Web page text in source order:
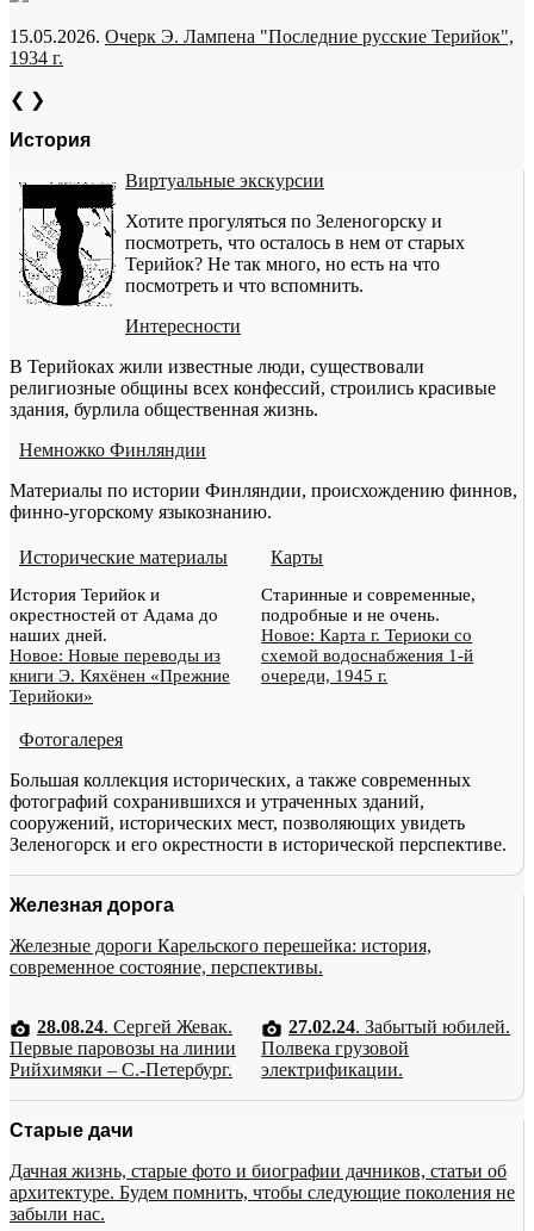
15.05.2026. Очерк Э. Лампена "Последние русские Терийок",
1934 г.
❮ ❯
История
Виртуальные экскурсии
Хотите прогуляться по Зеленогорску и
посмотреть, что осталось в нем от старых
Терийок? Не так много, но есть на что
посмотреть и что вспомнить.
Интересности
В Терийоках жили известные люди, существовали
религиозные общины всех конфессий, строились красивые
здания, бурлила общественная жизнь.
Немножко Финляндии
Материалы по истории Финляндии, происхождению финнов,
финно-угорскому языкознанию.
Исторические материалы
История Терийок и
окрестностей от Адама до
наших дней.
Новое: Новые переводы из
книги Э. Кяхёнен «Прежние
Терийоки»
Карты
Старинные и современные,
подробные и не очень.
Новое: Карта г. Териоки со
схемой водоснабжения 1-й
очереди, 1945 г.
Фотогалерея
Большая коллекция исторических, а также современных
фотографий сохранившихся и утраченных зданий,
сооружений, исторических мест, позволяющих увидеть
Зеленогорск и его окрестности в исторической перспективе.
Железная дорога
Железные дороги Карельского перешейка: история,
современное состояние, перспективы.
28.08.24. Сергей Жевак.
Первые паровозы на линии
Рийхимяки – С.-Петербург.
27.02.24. Забытый юбилей.
Полвека грузовой
электрификации.
Старые дачи
Дачная жизнь, старые фото и биографии дачников, статьи об
архитектуре. Будем помнить, чтобы следующие поколения не
забыли нас.